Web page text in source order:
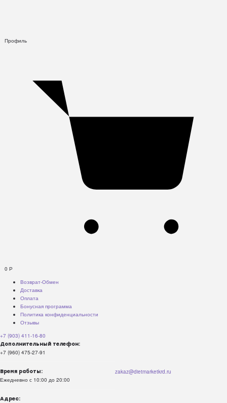
Профиль
0 Р
Возврат-Обмен
Доставка
Оплата
Бонусная программа
Политика конфиденциальности
Отзывы
+7 (903) 411-16-80
Дополнительный телефон:
+7 (960) 475-27-91
Время работы:
Ежедневно с 10:00 до 20:00
Адрес:
zakaz@dietmarketkrd.ru